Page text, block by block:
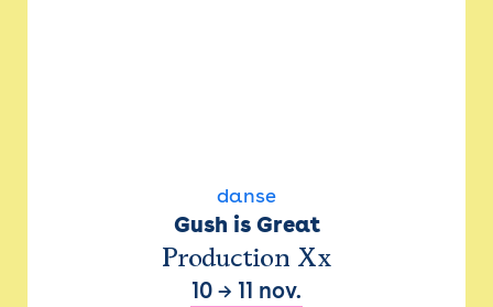
danse
Gush is Great
Production Xx
10 → 11 nov.